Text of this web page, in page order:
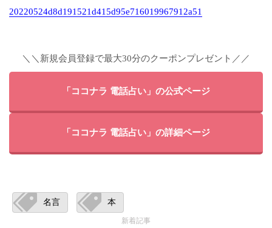
20220524d8d191521d415d95e716019967912a51
＼＼新規会員登録で最大30分のクーポンプレゼント／／
「ココナラ 電話占い」の公式ページ
「ココナラ 電話占い」の詳細ページ
名言 本
新着記事